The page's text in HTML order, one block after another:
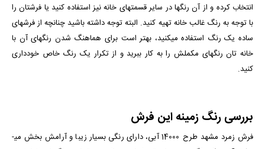
انتخاب کرده و از آن رنگ­ها در سایر قسمت­های خانه نیز استفاده کنید یا فرشتان را
با توجه به رنگ غالب خانه تهیه کنید. البته توجه داشته باشید چنانچه از فرش­های
ساده یک رنگ استفاده می­کنید، بهتر است برای هماهنگ شدن رنگ­های آن با
خانه­ تان رنگ­های مکملش را به کار ببرید و از تکرار یک رنگ خاص خودداری
کنید.
بررسی رنگ زمینه این فرش
فرش زمرد مشهد طرح 14000 آبی، دارای رنگی بسیار زیبا و آرامش بخش می­